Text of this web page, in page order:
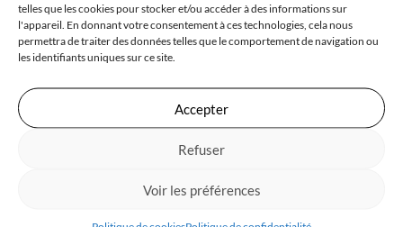
telles que les cookies pour stocker et/ou accéder à des informations sur
l'appareil. En donnant votre consentement à ces technologies, cela nous
permettra de traiter des données telles que le comportement de navigation ou
les identifiants uniques sur ce site.
Accepter
Refuser
Voir les préférences
Code postal*